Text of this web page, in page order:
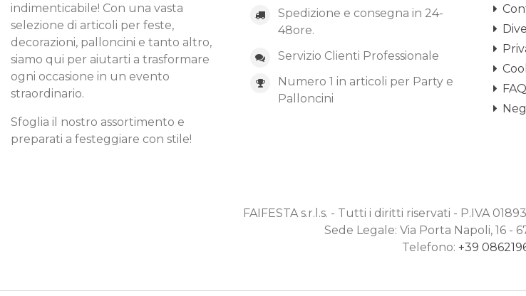
indimenticabile! Con una vasta
selezione di articoli per feste,
decorazioni, palloncini e tanto altro,
siamo qui per aiutarti a trasformare
ogni occasione in un evento
straordinario.
Sfoglia il nostro assortimento e
preparati a festeggiare con stile!
Spedizione e consegna in 24-
48ore.
Servizio Clienti Professionale
Numero 1 in articoli per Party e
Palloncini
FAQ
FAIFESTA s.r.l.s. - Tutti i diritti riservati - P.IVA
Sede Legale: Via Porta Napoli, 16 -
Telefono: +39